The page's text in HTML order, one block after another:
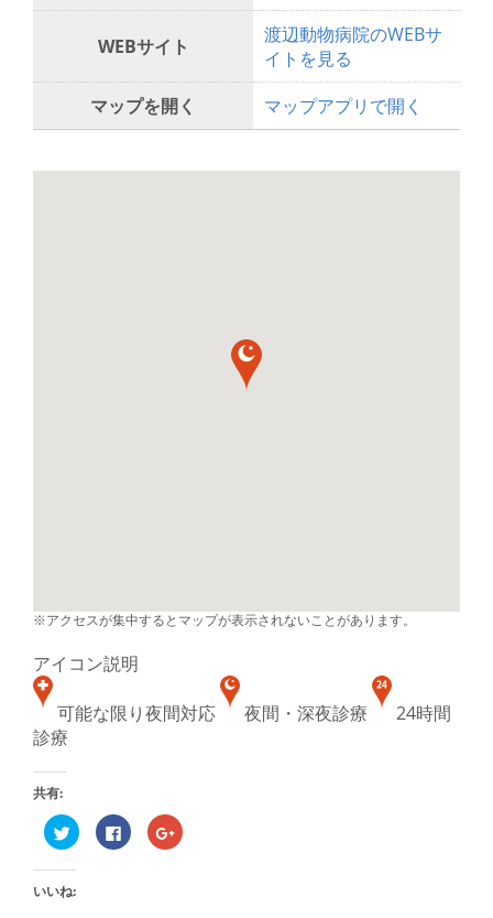
WEBサイト
渡辺動物病院のWEBサ
イトを見る
マップを開く
マップアプリで開く
※アクセスが集中するとマップが表示されないことがあります。
アイコン説明
可能な限り夜間対応 夜間・深夜診療
24時間
診療
共有:
ク
リ
ク
て
Facebook
で
ク
リ
いいね: